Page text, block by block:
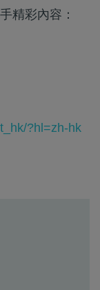
精彩內容：
?hl=zh-hk